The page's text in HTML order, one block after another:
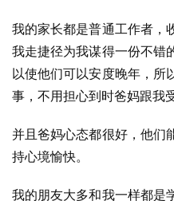
我的家长都是普通工作者，
我走捷径为我谋得一份不错
以使他们可以安度晚年，所
事，不用担心到时爸妈跟我
并且爸妈心态都很好，他们
持心境愉快。
我的朋友大多和我一样都是